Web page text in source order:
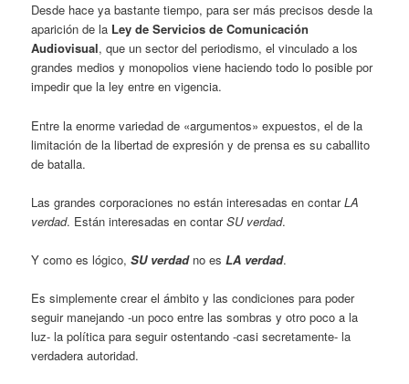
Desde hace ya bastante tiempo, para ser más precisos desde la
aparición de la Ley de Servicios de Comunicación
Audiovisual, que un sector del periodismo, el vinculado a los
grandes medios y monopolios viene haciendo todo lo posible por
impedir que la ley entre en vigencia.
Entre la enorme variedad de «argumentos» expuestos, el de la
limitación de la libertad de expresión y de prensa es su caballito
de batalla.
Las grandes corporaciones no están interesadas en contarLA
verdad. Están interesadas en contarSU verdad.
Y como es lógico,SU verdadno esLA verdad.
Es simplemente crear el ámbito y las condiciones para poder
seguir manejando -un poco entre las sombras y otro poco a la
luz- la política para seguir ostentando -casi secretamente- la
verdadera autoridad.